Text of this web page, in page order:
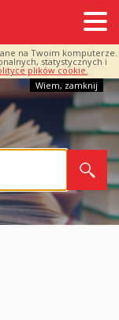
na Twoim komputerze.
statystycznych i
plików cookie.
Wiem, zamknij